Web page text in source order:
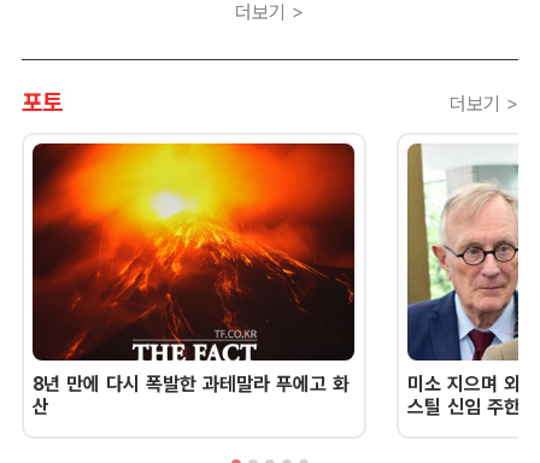
더보기 >
포토 더보기 >
8년 만에 다시 폭발한 과테말라 푸에고 화
산
미소 지으며 외
스틸 신임 주한